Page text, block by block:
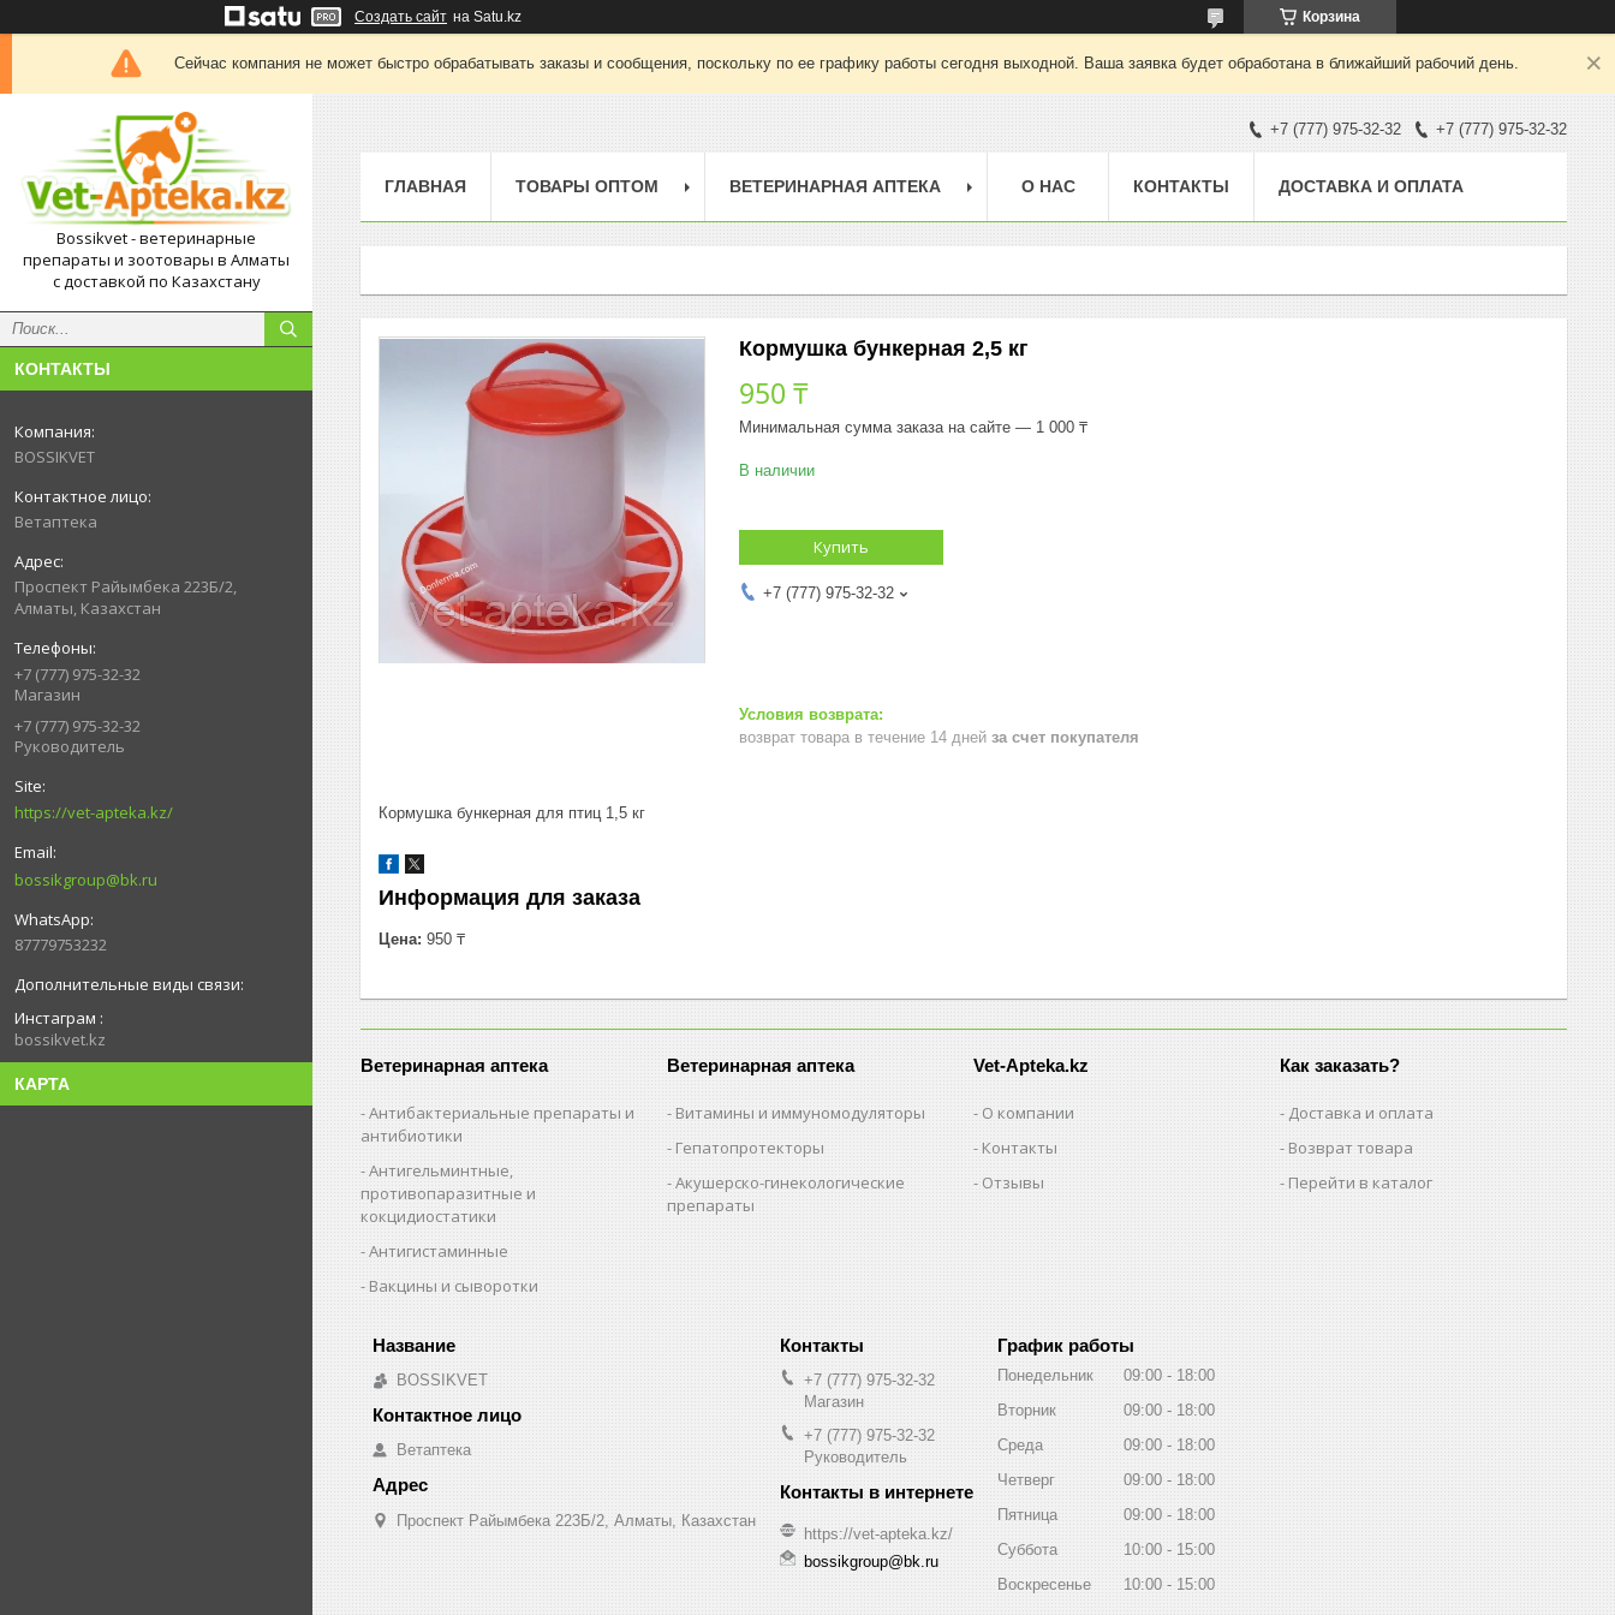
Создать сайт на Satu.kz Корзина
Сейчас компания не может быстро обрабатывать заказы и сообщения, поскольку по ее графику работы сегодня выходной. Ваша заявка будет обработана в ближайший рабочий день.
Bossikvet - ветеринарные
препараты и зоотовары в Алматы
с доставкой по Казахстану
КОНТАКТЫ
BOSSIKVET
Ветаптека
Проспект Райымбека 223Б/2,
Алматы, Казахстан
+7 (777) 975-32-32
Магазин
+7 (777) 975-32-32
Руководитель
https://vet-apteka.kz/
bossikgroup@bk.ru
87779753232
Инстаграм
bossikvet.kz
КАРТА
+7 (777) 975-32-32 +7 (777) 975-32-32
ГЛАВНАЯ ТОВАРЫ ОПТОМ ВЕТЕРИНАРНАЯ АПТЕКА О НАС КОНТАКТЫ ДОСТАВКА И ОПЛАТА
Кормушка бункерная 2,5 кг
950 ₸
Минимальная сумма заказа на сайте — 1 000 ₸
В наличии
Купить
+7 (777) 975-32-32
возврат товара в течение 14 дней за счет покупателя
Кормушка бункерная для птиц 1,5 кг
Информация для заказа
Цена: 950 ₸
Ветеринарная аптека
Антибактериальные препараты и
антибиотики
Антигельминтные,
противопаразитные и
кокцидиостатики
Антигистаминные
Вакцины и сыворотки
Ветеринарная аптека
Витамины и иммуномодуляторы
Гепатопротекторы
Акушерско-гинекологические
препараты
Vet-Apteka.kz
О компании
Контакты
Отзывы
Как заказать?
Доставка и оплата
Возврат товара
Перейти в каталог
BOSSIKVET
Ветаптека
Проспект Райымбека 223Б/2, Алматы, Казахстан
+7 (777) 975-32-32
Магазин
+7 (777) 975-32-32
Руководитель
https://vet-apteka.kz/
bossikgroup@bk.ru
График работы
Понедельник 09:00
18:00
Вторник
09:00
18:00
Среда
09:00
18:00
Четверг
09:00
18:00
Пятница
09:00
18:00
Суббота
10:00
15:00
Воскресенье
10:00 15:00